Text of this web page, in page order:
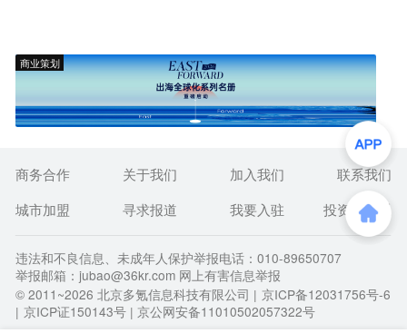
商业策划
商务合作 关于我们 加入我们
联系我们
城市加盟
寻求报道 我要入驻 投资者关系
违法和不良信息、未成年人保护举报电话：010-89650707
举报邮箱：jubao@36kr.com 网上有害信息举报
© 2011~2026 北京多氪信息科技有限公司 | 京ICP备12031756号-6
| 京ICP证150143号 | 京公网安备11010502057322号